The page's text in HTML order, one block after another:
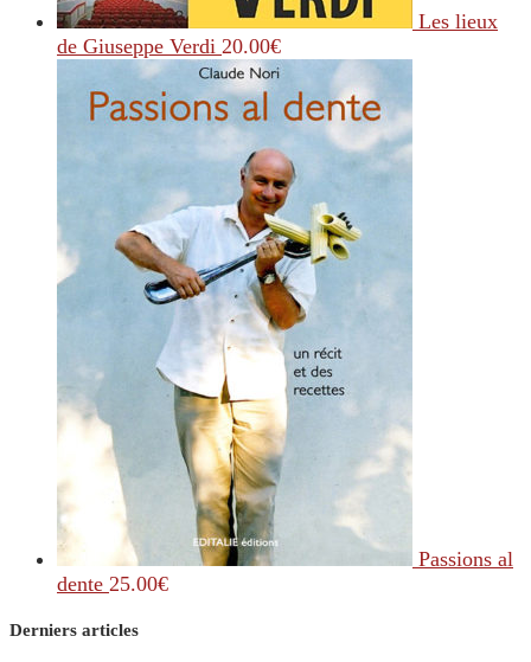
Les lieux
de Giuseppe Verdi 20.00€
Passions al
dente 25.00€
Derniers articles